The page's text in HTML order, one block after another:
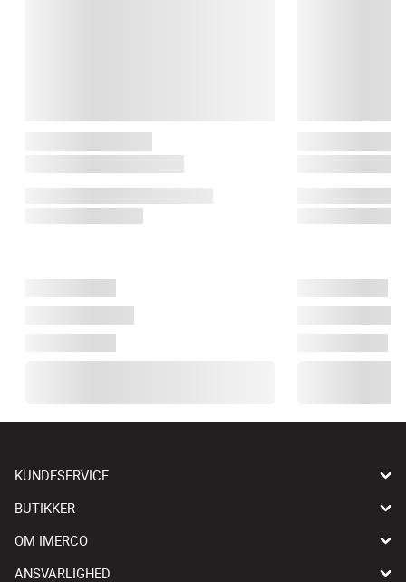
KUNDESERVICE
BUTIKKER
OM IMERCO
ANSVARLIGHED